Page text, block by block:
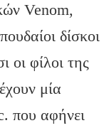
Venom,
δίσκοι
οι φίλοι της
μία
που αφήνει